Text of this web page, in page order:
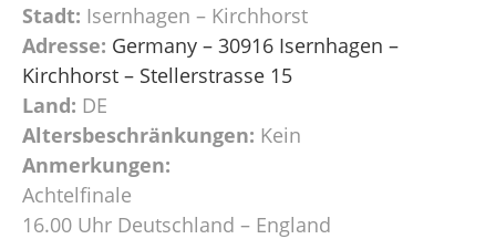
Stadt: Isernhagen – Kirchhorst
Adresse: Germany – 30916 Isernhagen –
Kirchhorst – Stellerstrasse 15
Land: DE
Altersbeschränkungen: Kein
Anmerkungen:
Achtelfinale
16.00 Uhr Deutschland – England